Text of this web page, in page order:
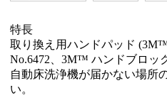
特長
取り換え用ハンドパッド
No.6472、3M™ ハンドブロッ
自動床洗浄機が届かない場所
い。